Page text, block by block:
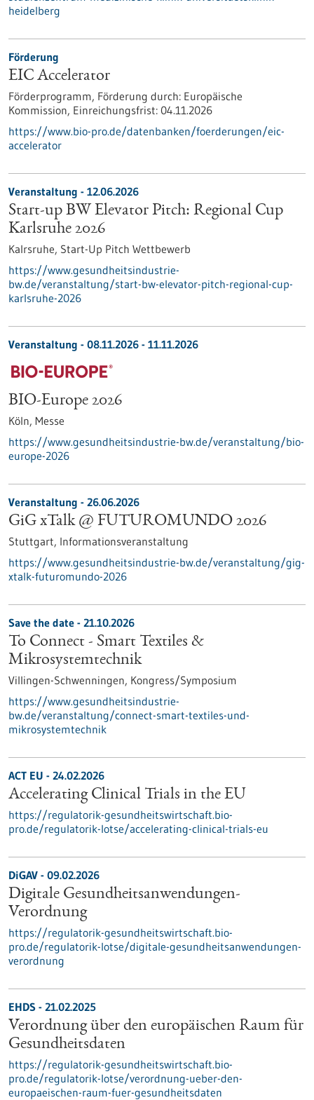
heidelberg
Förderung
EIC Accelerator
Förderprogramm, Förderung durch: Europäische
Kommission, Einreichungsfrist: 04.11.2026
https://www.bio-pro.de/datenbanken/foerderungen/eic-
accelerator
Veranstaltung - 12.06.2026
Start-up BW Elevator Pitch: Regional Cup
Karlsruhe 2026
Kalrsruhe, Start-Up Pitch Wettbewerb
https://www.gesundheitsindustrie-
bw.de/veranstaltung/start-bw-elevator-pitch-regional-cup-
karlsruhe-2026
Veranstaltung - 08.11.2026 - 11.11.2026
BIO-Europe 2026
Köln, Messe
https://www.gesundheitsindustrie-bw.de/veranstaltung/bio-
europe-2026
Veranstaltung - 26.06.2026
GiG xTalk @ FUTUROMUNDO 2026
Stuttgart, Informationsveranstaltung
https://www.gesundheitsindustrie-bw.de/veranstaltung/gig-
xtalk-futuromundo-2026
Save the date - 21.10.2026
To Connect - Smart Textiles &
Mikrosystemtechnik
Villingen-Schwenningen, Kongress/Symposium
https://www.gesundheitsindustrie-
bw.de/veranstaltung/connect-smart-textiles-und-
mikrosystemtechnik
ACT EU - 24.02.2026
Accelerating Clinical Trials in the EU
https://regulatorik-gesundheitswirtschaft.bio-
pro.de/regulatorik-lotse/accelerating-clinical-trials-eu
DiGAV - 09.02.2026
Digitale Gesundheitsanwendungen-
Verordnung
https://regulatorik-gesundheitswirtschaft.bio-
pro.de/regulatorik-lotse/digitale-gesundheitsanwendungen-
verordnung
EHDS - 21.02.2025
Verordnung über den europäischen Raum für
Gesundheitsdaten
https://regulatorik-gesundheitswirtschaft.bio-
pro.de/regulatorik-lotse/verordnung-ueber-den-
europaeischen-raum-fuer-gesundheitsdaten